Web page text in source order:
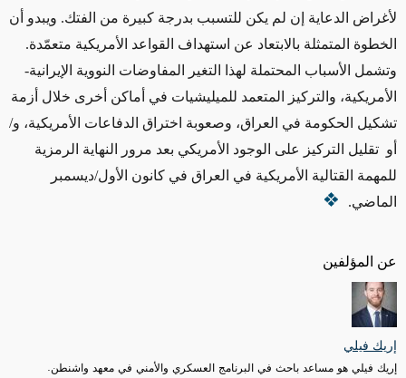
عن المؤلفين
إريك فيلي
إريك فيلي هو مساعد باحث في البرنامج العسكري والأمني في معهد واشنطن.
لأغراض الدعاية إن لم يكن للتسبب بدرجة كبيرة من الفتك. ويبدو أن
الخطوة المتمثلة بالابتعاد عن استهداف القواعد الأمريكية متعمّدة.
وتشمل الأسباب المحتملة لهذا التغير المفاوضات النووية الإيرانية-
الأمريكية، والتركيز المتعمد للميليشيات في أماكن أخرى خلال أزمة
تشكيل الحكومة في العراق، وصعوبة اختراق الدفاعات الأمريكية، و/
أو تقليل التركيز على الوجود الأمريكي بعد مرور النهاية الرمزية
للمهمة القتالية الأمريكية في العراق في كانون الأول/ديسمبر
الماضي.